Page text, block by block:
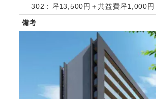
302：坪13,500円＋共益費坪1,000円
備考